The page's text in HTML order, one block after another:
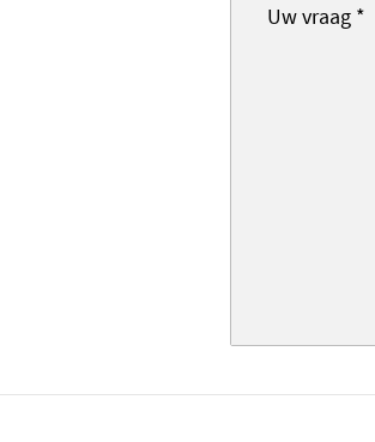
Uw vraag *